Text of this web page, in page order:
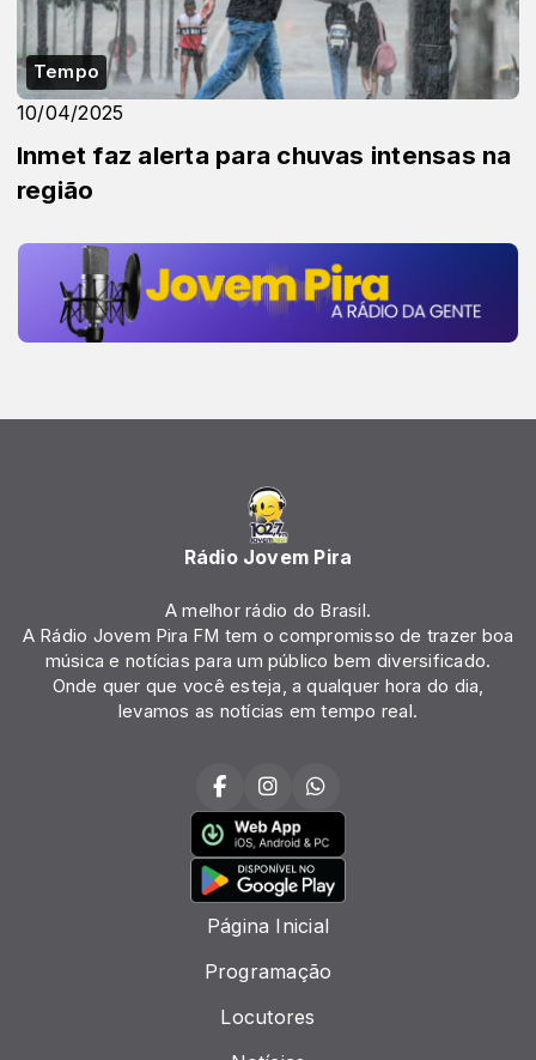
Tempo
10/04/2025
Inmet faz alerta para chuvas intensas na
região
Rádio Jovem Pira
A melhor rádio do Brasil.
A Rádio Jovem Pira FM tem o compromisso de trazer boa
música e notícias para um público bem diversificado.
Onde quer que você esteja, a qualquer hora do dia,
levamos as notícias em tempo real.
Página Inicial
Programação
Locutores